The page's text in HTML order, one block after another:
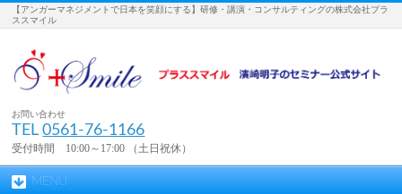
【アンガーマネジメントで日本を笑顔にする】研修・講演・コンサルティングの株式会社プラ
ススマイル
お問い合わせ
TEL0561-76-1166
受付時間 10:00～17:00 （土日祝休）
MENU